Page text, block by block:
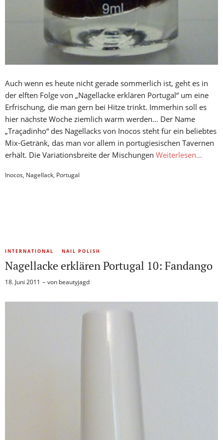
Auch wenn es heute nicht gerade sommerlich ist, geht es in
der elften Folge von „Nagellacke erklären Portugal“ um eine
Erfrischung, die man gern bei Hitze trinkt. Immerhin soll es
hier nächste Woche ziemlich warm werden… Der Name
„Traçadinho“ des Nagellacks von Inocos steht für ein beliebtes
Mix-Getränk, das man vor allem in portugiesischen Tavernen
erhält. Die Variationsbreite der Mischungen Weiterlesen…
Inocos, Nagellack, Portugal
INTERNATIONAL NAIL POLISH
Nagellacke erklären Portugal 10: Fandango
18. Juni 2011 von beautyjagd